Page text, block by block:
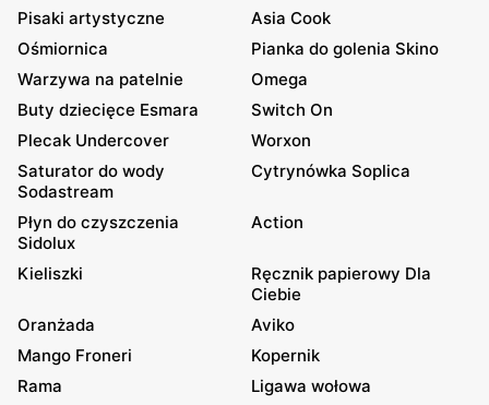
Pisaki artystyczne
Asia Cook
Ośmiornica
Pianka do golenia Skino
Warzywa na patelnie
Omega
Buty dziecięce Esmara
Switch On
Plecak Undercover
Worxon
Saturator do wody
Sodastream
Cytrynówka Soplica
Płyn do czyszczenia
Sidolux
Action
Kieliszki
Ręcznik papierowy Dla
Ciebie
Oranżada
Aviko
Mango Froneri
Kopernik
Rama
Ligawa wołowa